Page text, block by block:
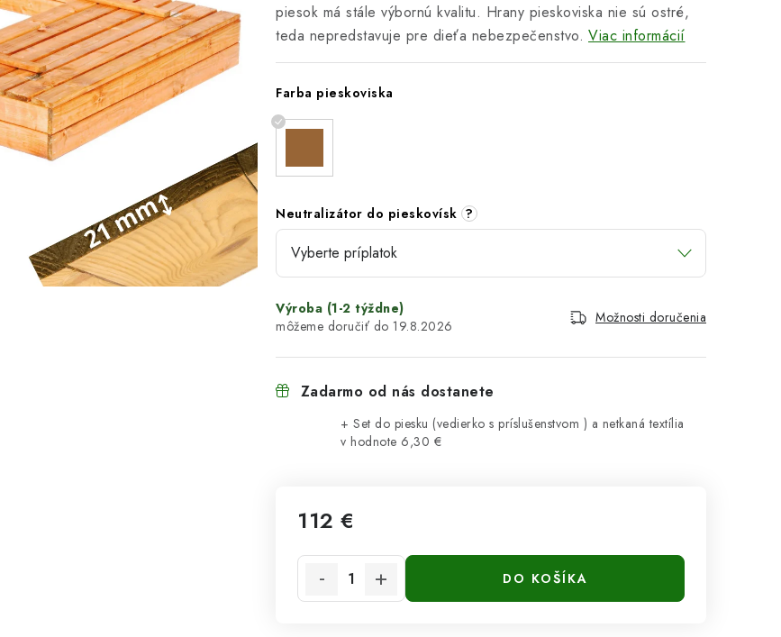
piesok má stále výbornú kvalitu. Hrany pieskoviska nie sú ostré,
teda nepredstavuje pre dieťa nebezpečenstvo. Viac informácií
Farba pieskoviska
Neutralizátor do pieskovísk ?
Výroba (1-2 týždne)
19.8.2026
Možnosti doručenia
Zadarmo od nás dostanete
+ Set do piesku (vedierko s príslušenstvom ) a netkaná textília
v hodnote 6,30 €
112 €
DO KOŠÍKA